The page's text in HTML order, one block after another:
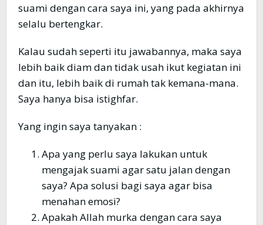
suami dengan cara saya ini, yang pada akhirnya
selalu bertengkar.
Kalau sudah seperti itu jawabannya, maka saya
lebih baik diam dan tidak usah ikut kegiatan ini
dan itu, lebih baik di rumah tak kemana-mana.
Saya hanya bisa istighfar.
Yang ingin saya tanyakan :
Apa yang perlu saya lakukan untuk
mengajak suami agar satu jalan dengan
saya? Apa solusi bagi saya agar bisa
menahan emosi?
Apakah Allah murka dengan cara saya